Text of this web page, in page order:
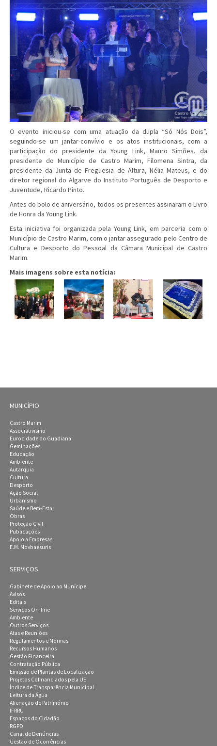
O evento iniciou-se com uma atuação da dupla “Só Nós Dois”,
seguindo-se um jantar-convívio e os atos institucionais, com a
participação do presidente da Young Link, Mauro Simões, da
presidente do Município de Castro Marim, Filomena Sintra, da
presidente da Junta de Freguesia de Altura, Nélia Mateus, e do
diretor regional do Algarve do Instituto Português de Desporto e
Juventude, Ricardo Pinto.
Antes do bolo de aniversário, todos os presentes assinaram o Livro
de Honra da Young Link.
Esta iniciativa foi organizada pela Young Link, em parceria com o
Município de Castro Marim, com o jantar assegurado pelo Centro de
Cultura e Desporto do Pessoal da Câmara Municipal de Castro
Marim.
Mais imagens sobre esta notícia:
MUNICÍPIO
Castro Marim
Associativismo
Eurocidade do Guadiana
Geminações
Educação
Ambiente
Autarquia
Cultura
Desporto
Ação Social
Urbanismo
Saúde e Bem-Estar
Obras
Proteção Civil
Publicações
Apoio a Empresas
E.M. Novbaesuris
SERVIÇOS
Gabinete de Apoio ao Munícipe
Avisos
Editais
Serviços On-line
Ambiente
Outros Serviços
Atas e Reuniões
Regulamentos e Normas
Recursos Humanos
Gestão Financeira
Contratação Pública
Emissão de Plantas de Localização
Projetos Cofinanciados pela UE
Índice de Transparência Municipal
Leitura da Água
Alienação de Património
IFRRU
Espaços do Cidadão
RGPD
Canal de Denúncias
Gestão de Ocorrências